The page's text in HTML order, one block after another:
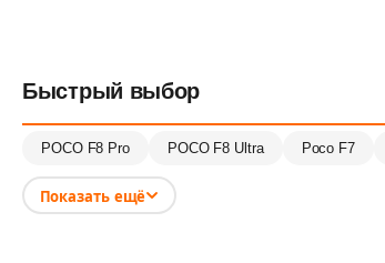
Быстрый выбор
POCO F8 Pro POCO F8 Ultra Poco F7
Показать ещё